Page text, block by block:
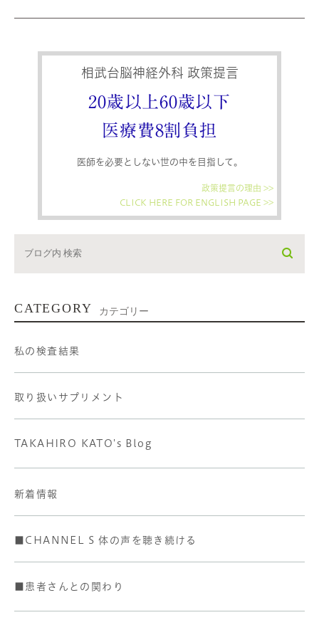
相武台脳神経外科 政策提言
20歳以上60歳以下
医療費8割負担
医師を必要としない世の中を目指して。
政策提言の理由 >>
CLICK HERE FOR ENGLISH PAGE >>
CATEGORY カテゴリー
私の検査結果
取り扱いサプリメント
TAKAHIRO KATO's Blog
新着情報
■CHANNEL S 体の声を聴き続ける
■患者さんとの関わり